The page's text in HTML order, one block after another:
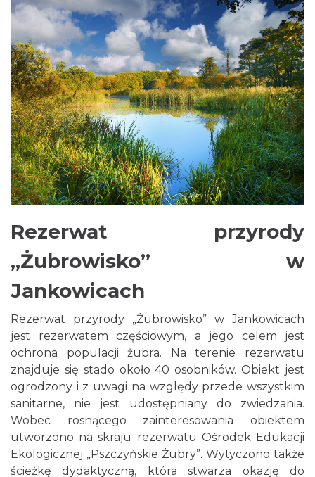
Rezerwat przyrody
„Żubrowisko” w
Jankowicach
Rezerwat przyrody „Żubrowisko” w Jankowicach
jest rezerwatem częściowym, a jego celem jest
ochrona populacji żubra. Na terenie rezerwatu
znajduje się stado około 40 osobników. Obiekt jest
ogrodzony i z uwagi na względy przede wszystkim
sanitarne, nie jest udostępniany do zwiedzania.
Wobec rosnącego zainteresowania obiektem
utworzono na skraju rezerwatu Ośrodek Edukacji
Ekologicznej „Pszczyńskie Żubry”. Wytyczono także
ścieżkę dydaktyczną, która stwarza okazję do